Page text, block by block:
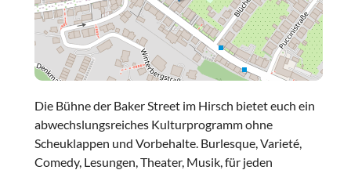
Die Bühne der Baker Street im Hirsch bietet euch ein
abwechslungsreiches Kulturprogramm ohne
Scheuklappen und Vorbehalte. Burlesque, Varieté,
Comedy, Lesungen, Theater, Musik, für jeden